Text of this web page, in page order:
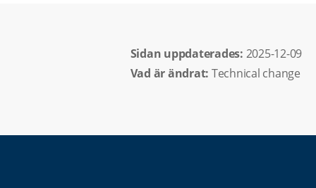
Sidan uppdaterades: 2025-12-09
Vad är ändrat: Technical change